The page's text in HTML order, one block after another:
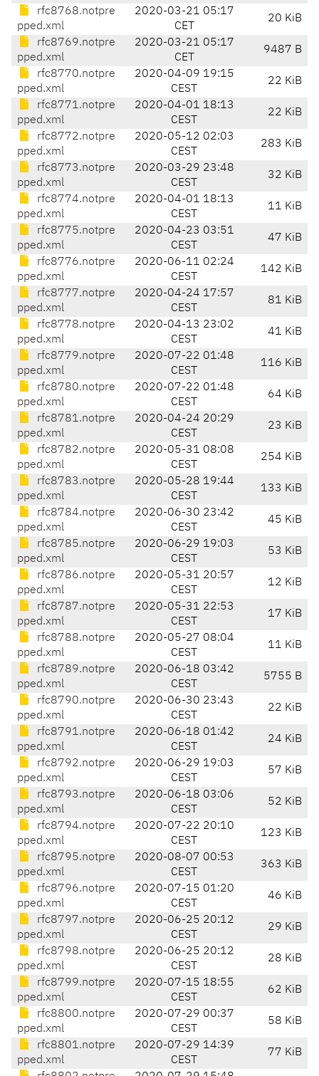
rfc8768.notpre
pped.xml
2020-03-21 05:17
CET
20 KiB
rfc8769.notpre
pped.xml
2020-03-21 05:17
CET
9487 B
rfc8770.notpre
pped.xml
2020-04-09 19:15
CEST
22 KiB
rfc8771.notpre
pped.xml
2020-04-01 18:13
CEST
22 KiB
rfc8772.notpre
pped.xml
2020-05-12 02:03
CEST
283 KiB
rfc8773.notpre
pped.xml
2020-03-29 23:48
CEST
32 KiB
rfc8774.notpre
pped.xml
2020-04-01 18:13
CEST
11 KiB
rfc8775.notpre
pped.xml
2020-04-23 03:51
CEST
47 KiB
rfc8776.notpre
pped.xml
2020-06-11 02:24
CEST
142 KiB
rfc8777.notpre
pped.xml
2020-04-24 17:57
CEST
81 KiB
rfc8778.notpre
pped.xml
2020-04-13 23:02
CEST
41 KiB
rfc8779.notpre
pped.xml
2020-07-22 01:48
CEST
116 KiB
rfc8780.notpre
pped.xml
2020-07-22 01:48
CEST
64 KiB
rfc8781.notpre
pped.xml
2020-04-24 20:29
CEST
23 KiB
rfc8782.notpre
pped.xml
2020-05-31 08:08
CEST
254 KiB
rfc8783.notpre
pped.xml
2020-05-28 19:44
CEST
133 KiB
rfc8784.notpre
pped.xml
2020-06-30 23:42
CEST
45 KiB
rfc8785.notpre
pped.xml
2020-06-29 19:03
CEST
53 KiB
rfc8786.notpre
pped.xml
2020-05-31 20:57
CEST
12 KiB
rfc8787.notpre
pped.xml
2020-05-31 22:53
CEST
17 KiB
rfc8788.notpre
pped.xml
2020-05-27 08:04
CEST
11 KiB
rfc8789.notpre
pped.xml
2020-06-18 03:42
CEST
5755 B
rfc8790.notpre
pped.xml
2020-06-30 23:43
CEST
22 KiB
rfc8791.notpre
pped.xml
2020-06-18 01:42
CEST
24 KiB
rfc8792.notpre
pped.xml
2020-06-29 19:03
CEST
57 KiB
rfc8793.notpre
pped.xml
2020-06-18 03:06
CEST
52 KiB
rfc8794.notpre
pped.xml
2020-07-22 20:10
CEST
123 KiB
rfc8795.notpre
pped.xml
2020-08-07 00:53
CEST
363 KiB
rfc8796.notpre
pped.xml
2020-07-15 01:20
CEST
46 KiB
rfc8797.notpre
pped.xml
2020-06-25 20:12
CEST
29 KiB
rfc8798.notpre
pped.xml
2020-06-25 20:12
CEST
28 KiB
rfc8799.notpre
pped.xml
2020-07-15 18:55
CEST
62 KiB
rfc8800.notpre
pped.xml
2020-07-29 00:37
CEST
58 KiB
rfc8801.notpre
pped.xml
2020-07-29 14:39
CEST
77 KiB